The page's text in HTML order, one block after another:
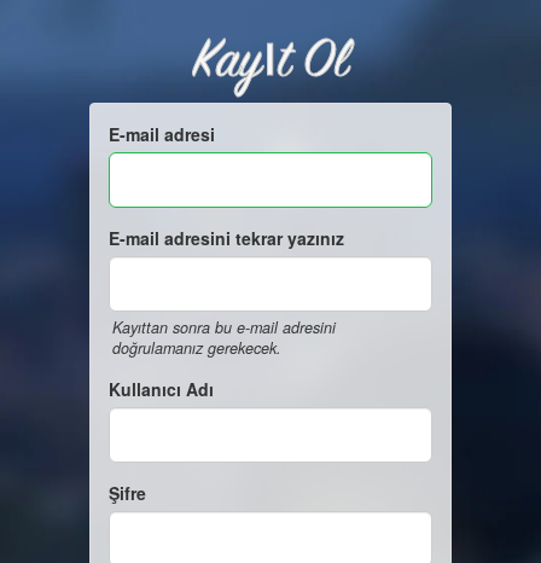
Kayıt Ol
E-mail adresi
E-mail adresini tekrar yazınız
Kayıttan sonra bu e-mail adresini
doğrulamanız gerekecek.
Kullanıcı Adı
Şifre